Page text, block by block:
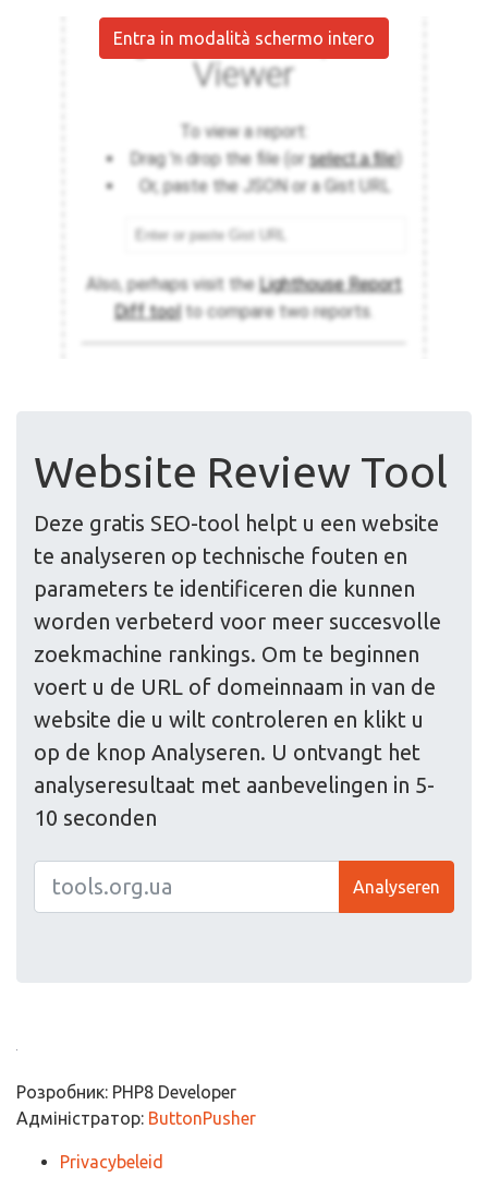
Entra in modalità schermo intero
Website Review Tool
Deze gratis SEO-tool helpt u een website
te analyseren op technische fouten en
parameters te identificeren die kunnen
worden verbeterd voor meer succesvolle
zoekmachine rankings. Om te beginnen
voert u de URL of domeinnaam in van de
website die u wilt controleren en klikt u
op de knop Analyseren. U ontvangt het
analyseresultaat met aanbevelingen in 5-
10 seconden
Analyseren
Розробник: PHP8 Developer
Адміністратор: ButtonPusher
Privacybeleid